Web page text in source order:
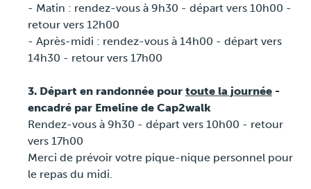
Presse
- Matin : rendez-vous à 9h30 - départ vers 10h00 -
retour vers 12h00
- Après-midi : rendez-vous à 14h00 - départ vers
14h30 - retour vers 17h00
3. Départ en randonnée pour toute la journée -
encadré par Emeline de Cap2walk
Rendez-vous à 9h30 - départ vers 10h00 - retour
vers 17h00
Merci de prévoir votre pique-nique personnel pour
le repas du midi.